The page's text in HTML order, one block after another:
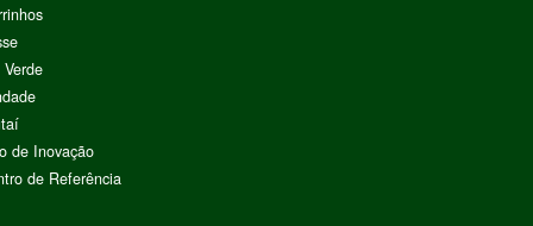
de Inovação
de Referência